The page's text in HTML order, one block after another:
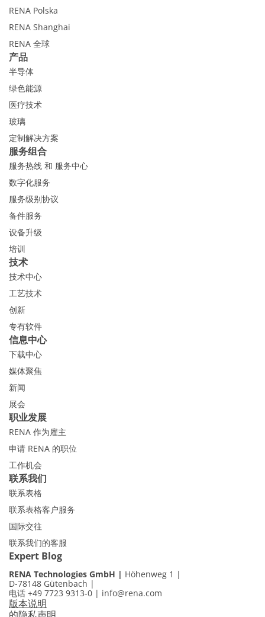
RENA Polska
RENA Shanghai
RENA 全球
产品
半导体
绿色能源
医疗技术
玻璃
定制解决方案
服务组合
服务热线 和 服务中心
数字化服务
服务级别协议
备件服务
设备升级
培训
技术
技术中心
工艺技术
创新
专有软件
信息中心
下载中心
媒体聚焦
新闻
展会
职业发展
RENA 作为雇主
申请 RENA 的职位
工作机会
联系我们
联系表格
联系表格客户服务
国际交往
联系我们的客服
Expert Blog
RENA Technologies GmbH
Höhenweg 1
D-78148 Gütenbach
电话 +49 7723 9313-0 | info@rena.com
版本说明
的隐私声明